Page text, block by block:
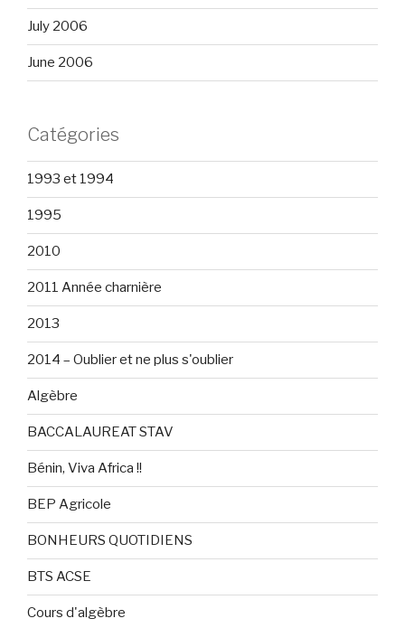
July 2006
June 2006
Catégories
1993 et 1994
1995
2010
2011 Année charnière
2013
2014 – Oublier et ne plus s'oublier
Algèbre
BACCALAUREAT STAV
Bénin, Viva Africa !!
BEP Agricole
BONHEURS QUOTIDIENS
BTS ACSE
Cours d'algèbre